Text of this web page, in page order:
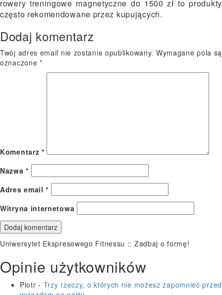
rowery treningowe magnetyczne do 1500 zł to produkty
często rekomendowane przez kupujących.
Dodaj komentarz
Twój adres email nie zostanie opublikowany. Wymagane pola są
oznaczone *
Komentarz *
Nazwa*
Adres email*
Witryna internetowa
Uniwersytet Ekspresowego Fitnessu :: Zadbaj o formę!
Opinie użytkowników
Piotr - Trzy rzeczy, o których nie możesz zapomnieć przed